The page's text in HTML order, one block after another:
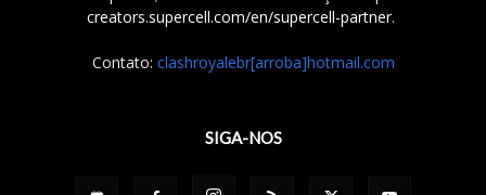
creators.supercell.com/en/supercell-partner.
Contato: clashroyalebr[arroba]hotmail.com
SIGA-NOS